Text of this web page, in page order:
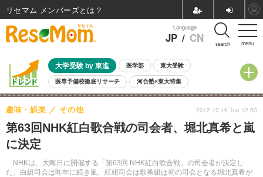
menu
Language
JP / CN search
大学受験 by 東進 医学部 東大受験
医専予備校徹底リサーチ 河合塾×東大特集
親子で考える大学選び 高校受験 中学受験 小学校受験
共通テスト 夏休み
8月開催イベント・WS 全国公立高校 過去問 人気記事
自由研究教材（小学生向け）
第63回NHK紅白歌合戦の司会者、堀北真希と嵐
に決定
NHKは、大晦日に開催する「第63回 NHK紅白歌合戦」の司会者が決定し
た。白組司会は昨年に続き嵐、紅組司会は歌番組は初の司会となる堀北真希が
趣味・娯楽 その他 2012.10.16 Tue 12:50
リセマム メンバーズ